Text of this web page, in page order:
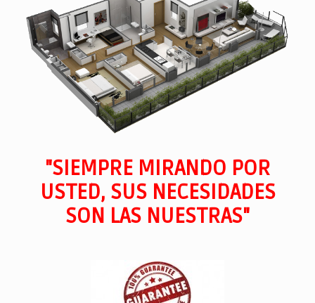
"SIEMPRE MIRANDO POR
USTED, SUS NECESIDADES
SON LAS NUESTRAS"